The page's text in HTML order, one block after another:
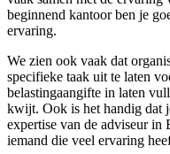
beginnend kantoor ben je
ervaring.
We zien ook vaak dat
specifieke taak uit te laten
belastingaangifte in laten
kwijt. Ook is het handig dat
expertise van de adviseur in
iemand die veel ervaring